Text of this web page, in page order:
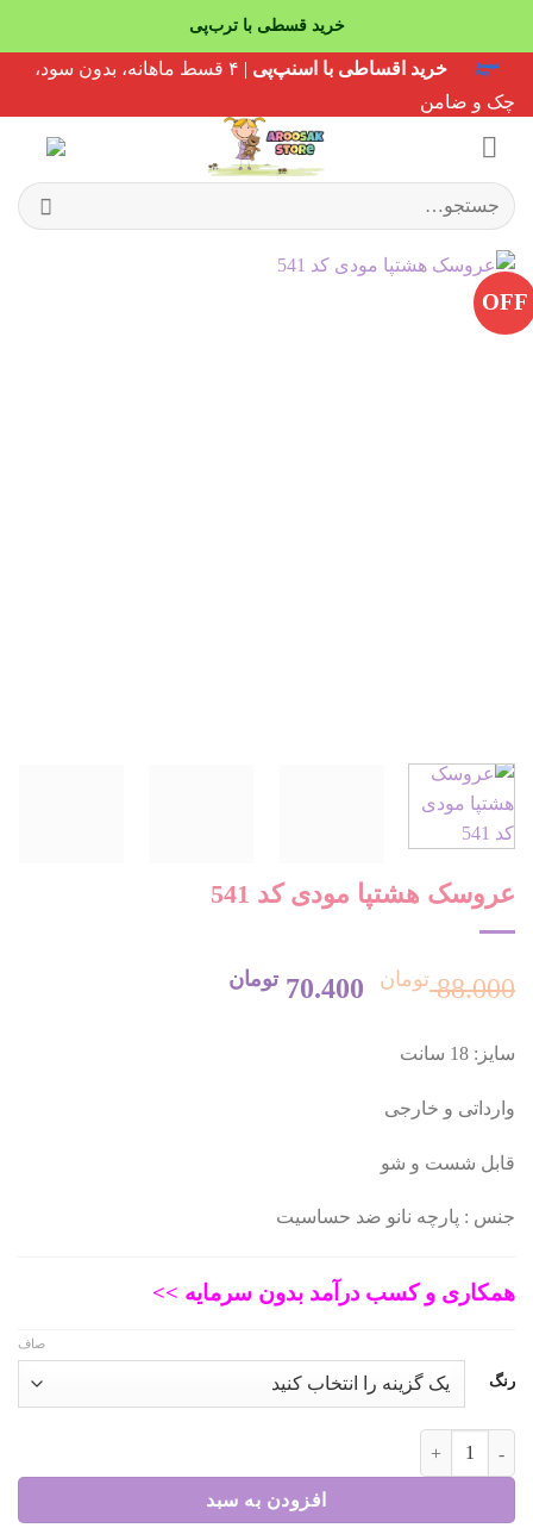
خرید قسطی با ترب‌پی
خرید اقساطی با اسنپ‌پی
| ۴ قسط ماهانه، بدون سود،
چک و ضامن
جستجو
برای:
OFF
عروسک هشتپا مودی کد 541
88.000 تومان قیمت
70.400 تومان
سایز: 18 سانت
وارداتی و خارجی
قابل شست و شو
جنس : پارچه نانو ضد حساسیت
همکاری و کسب درآمد بدون سرمایه >>
رنگ
صاف
عروسک هشتپا مودی کد 541 عدد
افزودن به سبد